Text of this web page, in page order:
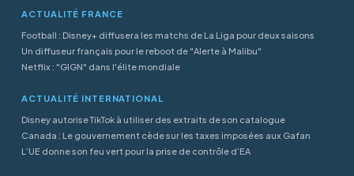
ACTUALITÉ FRANCE
Football : Disney+ diffusera les matchs de La Liga pour deux saisons
Un diffuseur français pour le reboot de "Alerte à Malibu"
Netflix : "GIGN" dans l'élite mondiale
ACTUALITÉ INTERNATIONAL
Disney autorise TikTok à utiliser des extraits de son catalogue
Canada : Le gouvernement cède sur les taxes imposées aux Gafan
L’UE donne son feu vert pour la prise de contrôle d’EA